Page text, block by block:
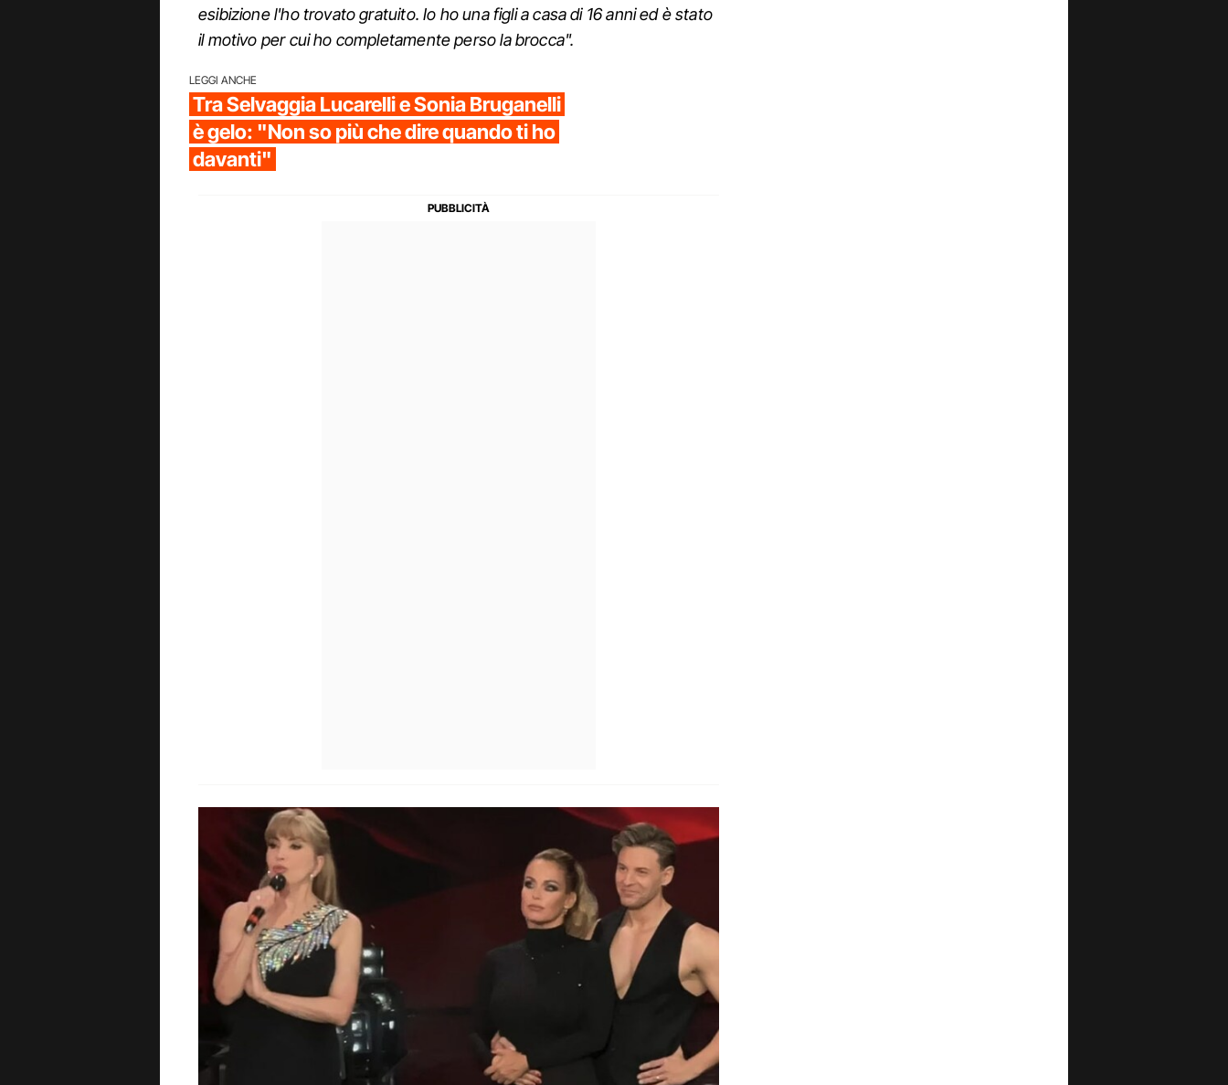
esibizione l'ho trovato gratuito. Io ho una figli a casa di 16 anni ed è stato
il motivo per cui ho completamente perso la brocca".
LEGGI ANCHE
Tra Selvaggia Lucarelli e Sonia Bruganelli
è gelo: "Non so più che dire quando ti ho
davanti"